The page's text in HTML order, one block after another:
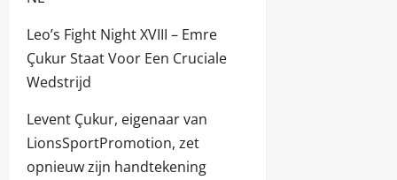
Leo’s Fight Night XVIII – Emre
Çukur Staat Voor Een Cruciale
Wedstrijd
Levent Çukur, eigenaar van
LionsSportPromotion, zet
opnieuw zijn handtekening